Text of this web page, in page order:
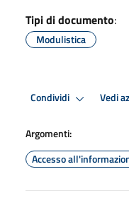
Tipi di documento:
Modulistica
Condividi Vedi
Argomenti:
Accesso